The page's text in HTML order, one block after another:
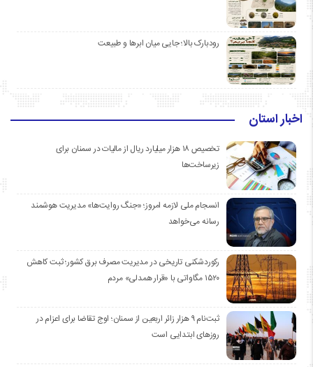
رودبارک بالا؛ جایی میان ابرها و طبیعت
اخبار استان
تخصیص ۱۸ هزار میلیارد ریال از مالیات در سمنان برای
زیرساخت‌ها
انسجام ملی لازمه امروز؛ «جنگ روایت‌ها» مدیریت هوشمند
رسانه می‌خواهد
رکوردشکنی تاریخی در مدیریت مصرف برق کشور؛ ثبت کاهش
۱۵۲۰ مگاواتی با «قرار همدلی» مردم
ثبت‌نام ۹ هزار زائر اربعین از سمنان؛ اوج تقاضا برای اعزام در
روزهای ابتدایی است